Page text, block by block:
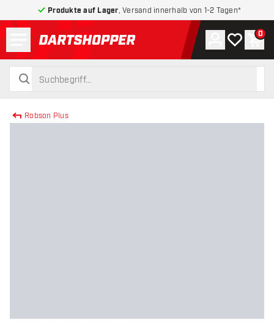
Produkte auf Lager , Versand innerhalb von 1-2 Tagen*
zurück zur Startseite
suchen
suchen
Konto
Meine 0
Robson Plus